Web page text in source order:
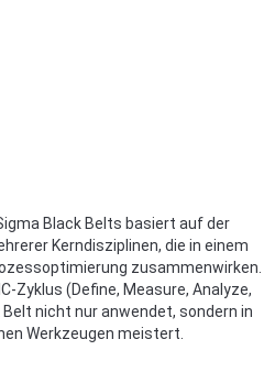
Black Belts basiert auf der
Kerndisziplinen, die in einem
zusammenwirken.
Zyklus (Define, Measure, Analyze,
Belt nicht nur anwendet, sondern in
Werkzeugen meistert.